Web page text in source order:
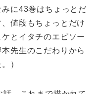
に43巻はちょっとだ
値段もちょっとだけ
とイタチのエピソー
先生のこだわりから
）